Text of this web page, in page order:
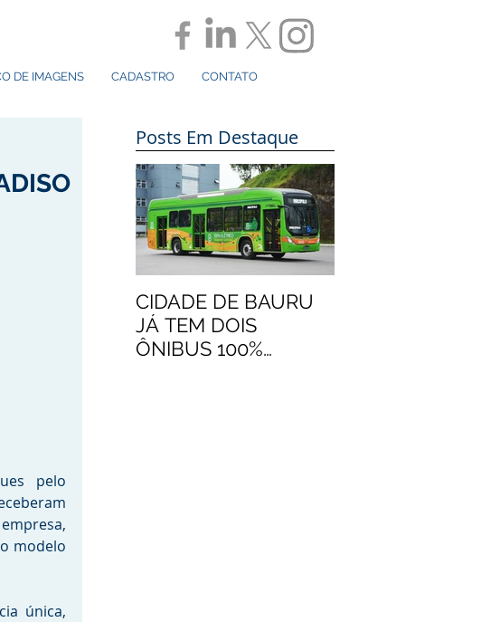
DE IMAGENS CADASTRO CONTATO
pelo
modelo
única,
Posts Em Destaque
CIDADE DE BAURU
JÁ TEM DOIS
ÔNIBUS 100%